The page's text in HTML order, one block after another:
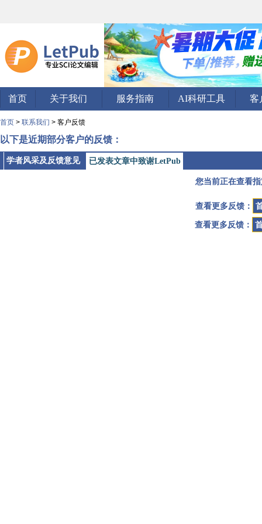
首页 关于我们 服务指南 AI科研工具 客
首页 > 联系我们 > 客户反馈
以下是近期部分客户的反馈：
学者风采及反馈意见 已发表文章中致谢LetPub
您当前正在查看
查看更多反馈：
查看更多反馈：